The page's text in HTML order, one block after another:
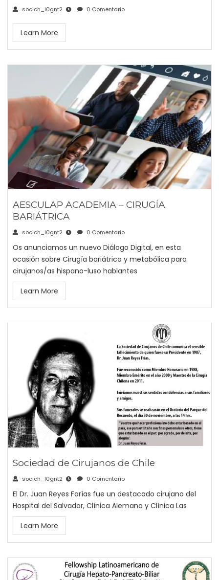
socich_l0gnt2 0 Comentario
Learn More
AESCULAP ACADEMIA – CIRUGÍA
BARIÁTRICA
socich_l0gnt2 0 Comentario
Os anunciamos un nuevo Diálogo Digital, en esta
ocasión sobre Cirugía bariátrica y metabólica para
cirujanos/as hispano-luso hablantes
Learn More
Sociedad de Cirujanos de Chile
socich_l0gnt2 0 Comentario
El Dr. Juan Reyes Farías fue un destacado cirujano del
Hospital del Salvador, Clínica Alemana y Clínica Las
Learn More